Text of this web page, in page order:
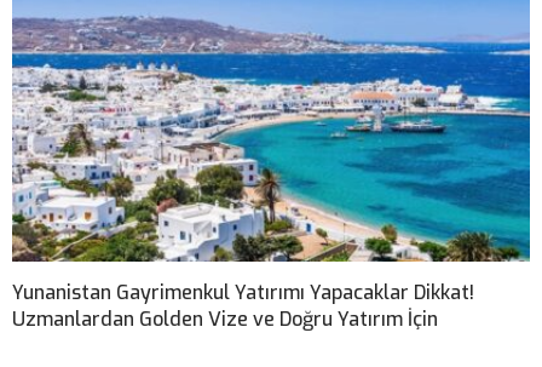
Yunanistan Gayrimenkul Yatırımı Yapacaklar Dikkat!
Uzmanlardan Golden Vize ve Doğru Yatırım İçin